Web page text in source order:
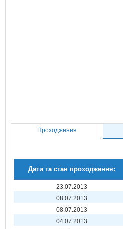
Проходження
Дати та стан проходження:
23.07.2013
08.07.2013
08.07.2013
04.07.2013